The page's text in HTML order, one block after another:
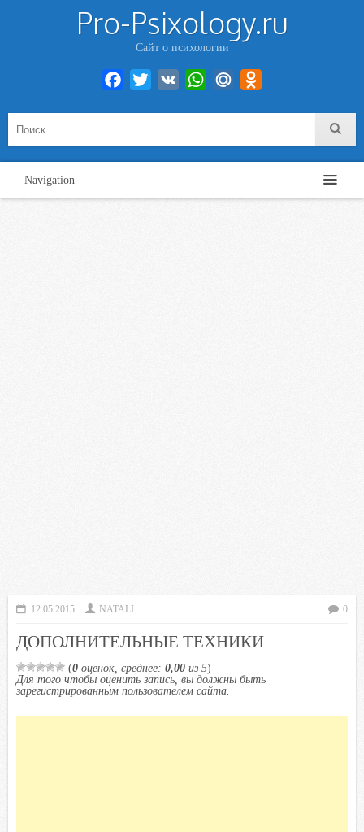
Pro-Psixology.ru
Сайт о психологии
Facebook
Twitter VK WhatsAppMail.Ru
Navigation
12.05.2015 NATALI 0
ДОПОЛНИТЕЛЬНЫЕ ТЕХНИКИ
(0 оценок, среднее: 0,00 из 5)
Для того чтобы оценить запись, вы должны быть
зарегистрированным пользователем сайта.